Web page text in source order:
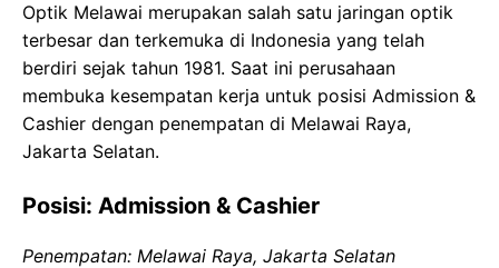
Optik Melawai merupakan salah satu jaringan optik
terbesar dan terkemuka di Indonesia yang telah
berdiri sejak tahun 1981. Saat ini perusahaan
membuka kesempatan kerja untuk posisi Admission &
Cashier dengan penempatan di Melawai Raya,
Jakarta Selatan.
Posisi: Admission & Cashier
Penempatan: Melawai Raya, Jakarta Selatan